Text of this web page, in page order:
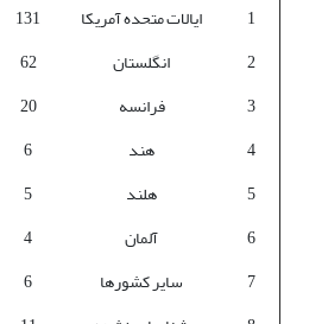
1
ایالات متحده آمریکا 131
2
انگلستان 62
3
فرانسه 20
4
هند 6
5
هلند 5
6
آلمان 4
7
سایر کشورها 6